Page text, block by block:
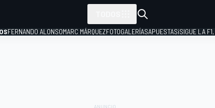
FERNANDO ALONSOMARC MÁRQUEZFOTOGALERÍASAPUESTAS¡SIGUE LA